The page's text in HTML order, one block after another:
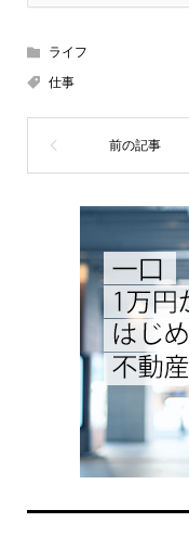
ライフ
仕事